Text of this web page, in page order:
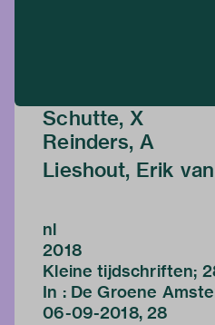
Schutte, X
Reinders, A
Lieshout, Erik van
nl
2018
Kleine tijdschriften;
In : De Groene
06-09-2018, 28